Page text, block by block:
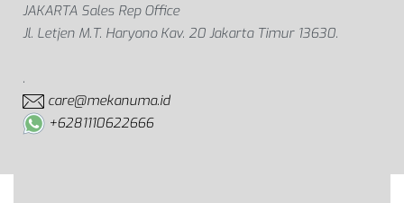
JAKARTA Sales Rep Office
Jl. Letjen M.T. Haryono Kav. 20 Jakarta Timur 13630.
.
care@mekanuma.id
+6281110622666